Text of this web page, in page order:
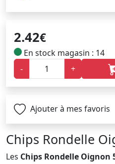
2.42€
En stock magasin : 14
-
+
Ajouter à mes favoris
Chips Rondelle
Les Chips Rondelle Oignon